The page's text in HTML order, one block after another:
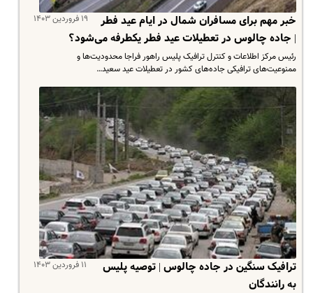
۱۹ فروردین ۱۴۰۳
خبر مهم برای مسافران شمال در ایام عید فطر
| جاده چالوس در تعطیلات عید فطر یکطرفه می‌شود؟
رئیس مرکز اطلاعات و کنترل ترافیک پلیس راهور فراجا محدودیت‌ها و
ممنوعیت‌های ترافیکی جاده‌های کشور در تعطیلات عید سعید…
۱۱ فروردین ۱۴۰۳
ترافیک سنگین در جاده چالوس | توصیه پلیس
به رانندگان